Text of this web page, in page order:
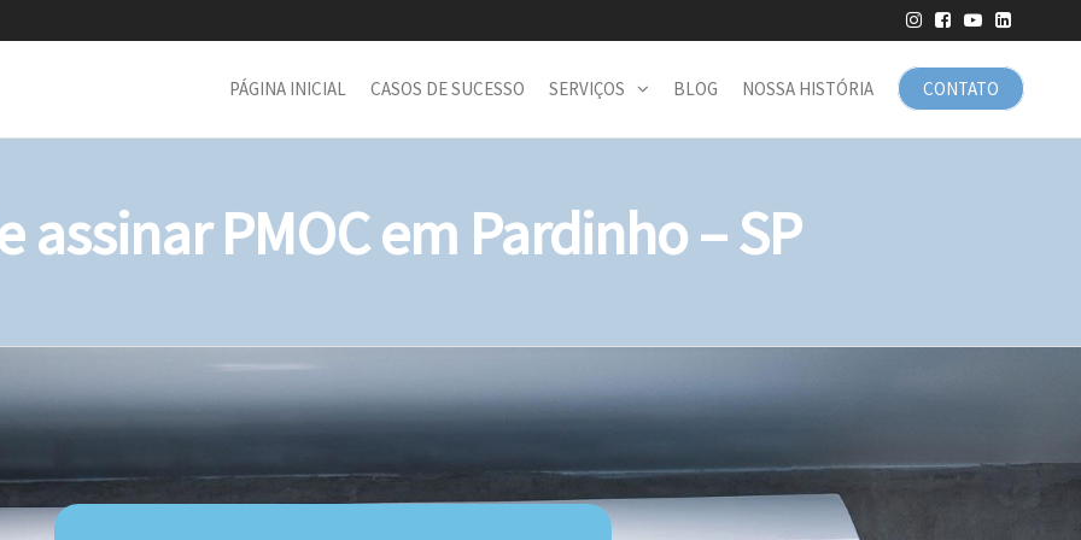
CONTATO
PÁGINA INICIAL CASOS DE SUCESSO SERVIÇOS BLOG NOSSA HISTÓRIA
assinar PMOC em Pardinho – SP